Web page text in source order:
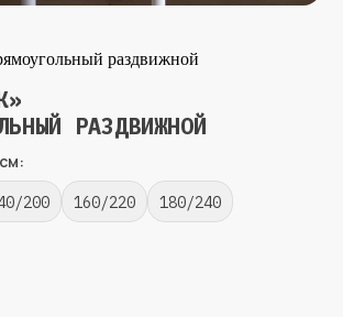
РАЗДВИЖНОЙ
200 160/220 180/240